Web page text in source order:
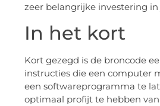
zeer belangrijke investering
In het kort
Kort gezegd is de broncode
instructies die een computer
een softwareprogramma te
optimaal profijt te hebben